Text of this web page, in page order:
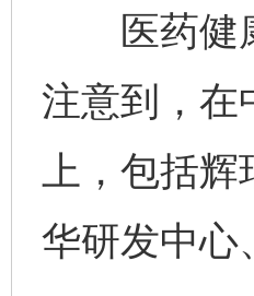
医药健康
注意到，在
上，包括
华研发中心